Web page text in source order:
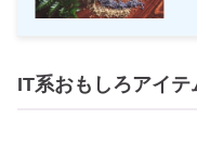
IT系おもしろアイテ